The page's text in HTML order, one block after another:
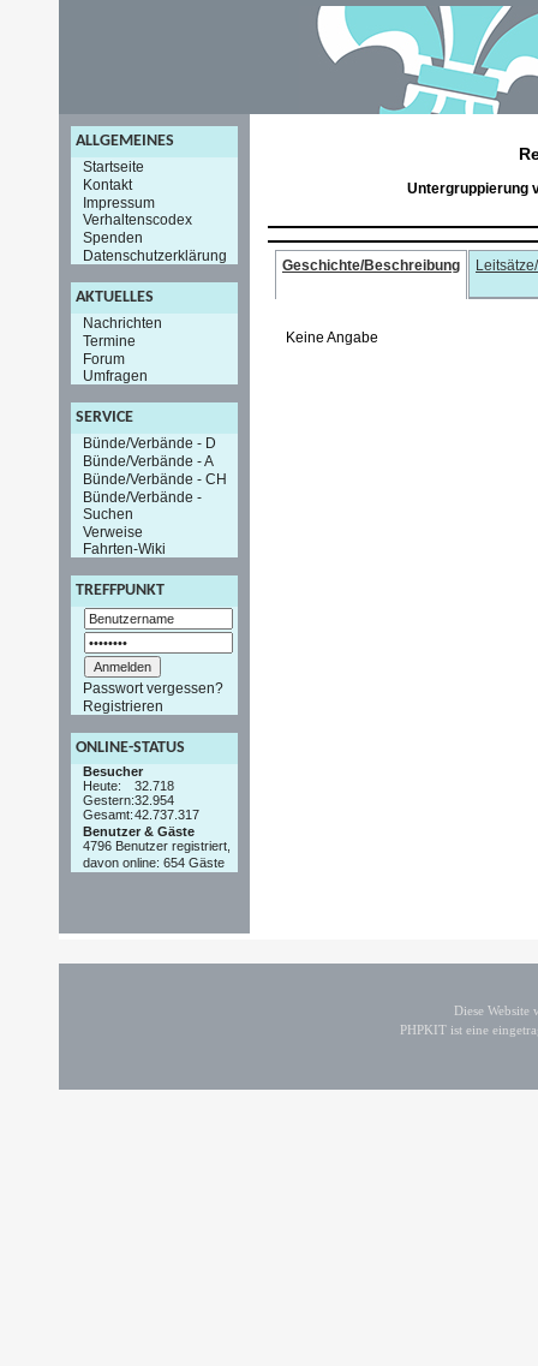
ALLGEMEINES
Startseite
Kontakt
Impressum
Verhaltenscodex
Spenden
Datenschutzerklärung
AKTUELLES
Nachrichten
Termine
Forum
Umfragen
SERVICE
Bünde/Verbände - D
Bünde/Verbände - A
Bünde/Verbände - CH
Bünde/Verbände -
Suchen
Verweise
Fahrten-Wiki
TREFFPUNKT
Passwort vergessen?
Registrieren
ONLINE-STATUS
Besucher
Heute:
32.718
Gestern:32.954
Gesamt:42.737.317
Benutzer & Gäste
4796 Benutzer registriert,
davon online: 654 Gäste
Untergruppierung
Geschichte/Beschreibung
Keine Angabe
Diese
PHPKIT ist eine